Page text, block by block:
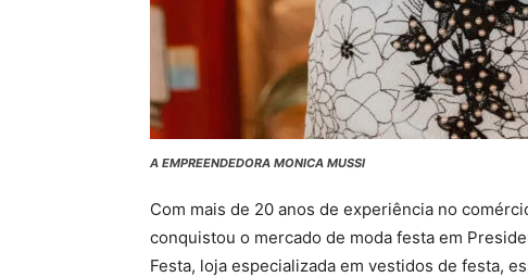
A EMPREENDEDORA MONICA MUSSI
Com mais de 20 anos de experiência no
conquistou o mercado de moda festa em
Festa, loja especializada em vestidos de festa,